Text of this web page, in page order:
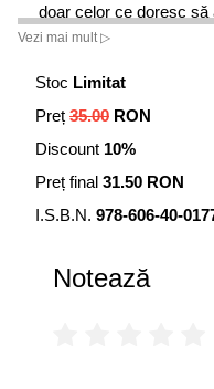
doar celor ce doresc
dorește să-i facă pe
Vezi mai mult ▷
Stoc Limitat
Preț 35.00 RON
Discount 10%
Preț final 31.50 RON
I.S.B.N. 978-606-40-
Notează